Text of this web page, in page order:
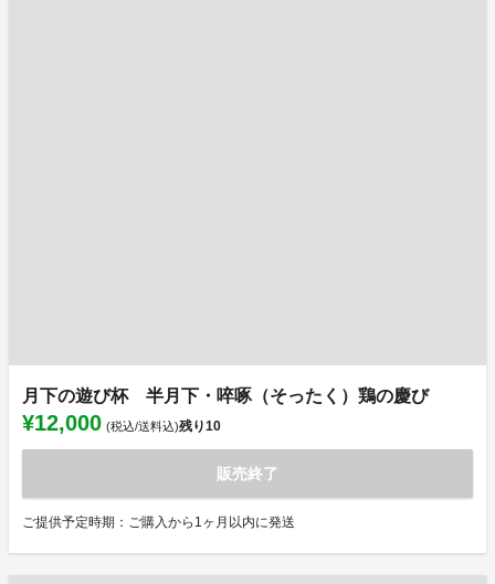
月下の遊び杯 半月下・啐啄（そったく）鶏の慶び
¥12,000 (税込/送料込)残り10
販売終了
ご提供予定時期：ご購入から1ヶ月以内に発送